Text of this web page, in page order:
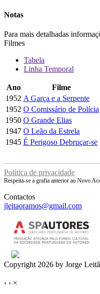
Notas
Para mais detalhadas
Filmes
Tabela
Linha Temporal
Ano Filme
1952 A Garça e a Serpente
1952 O Comissário de Polícia
1950 O Grande Elias
1947 O Leão da Estrela
1945 É Perigoso Debruçar-se
Política de privacidade
Respeita-se a grafia anterior ao Novo
Contactos
jleitaoramos@gmail.com
Copyright 2026 by Jorge
‹ › ×